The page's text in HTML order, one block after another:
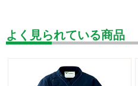
よく見られている商品